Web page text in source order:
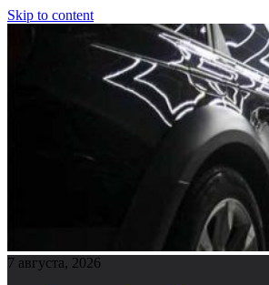
Skip to content
7 августа, 2026